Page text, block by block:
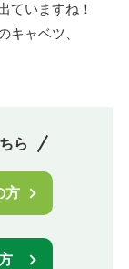
ていますね！
キャベツ、
ら
方